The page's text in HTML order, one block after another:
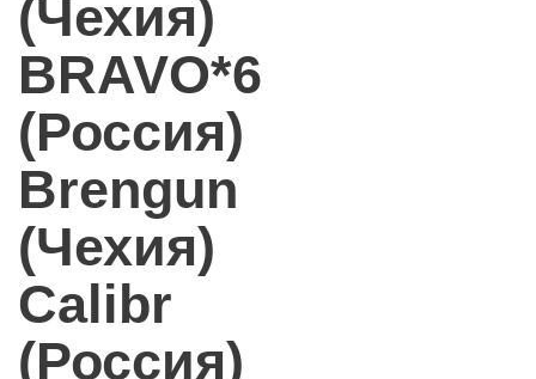
(Чехия)
BRAVO*6
(Россия)
Brengun
(Чехия)
Calibr
(Россия)